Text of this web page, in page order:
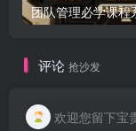
评论 抢沙发
欢迎您留下宝